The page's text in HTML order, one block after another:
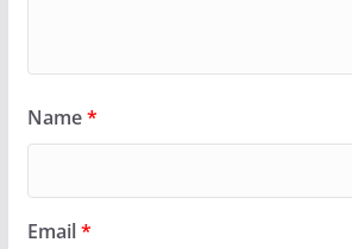
Name*
Email*